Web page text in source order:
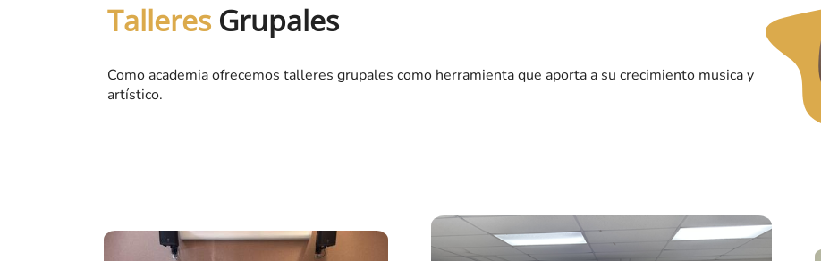
Talleres Grupales
Como academia ofrecemos talleres grupales como herramienta que aporta a su crecimiento musica y
artístico.